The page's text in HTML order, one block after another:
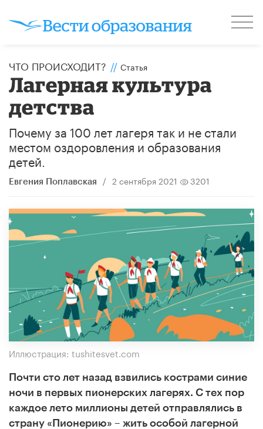
ЧТО ПРОИСХОДИТ? // Статья
Лагерная культура
детства
Почему за 100 лет лагеря так и не стали
местом оздоровления и образования
детей.
Евгения Поплавская / 2 сентября 2021 3201
Иллюстрация: tushitesvet.com
Почти сто лет назад взвились кострами синие
ночи в первых пионерских лагерях. С тех пор
каждое лето миллионы детей отправлялись в
страну «Пионерию» – жить особой лагерной